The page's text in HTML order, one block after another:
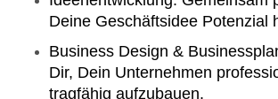
Deine Geschäftsidee Potenzial
Business Design &
Dir, Dein Unternehmen
tragfähig aufzubauen.